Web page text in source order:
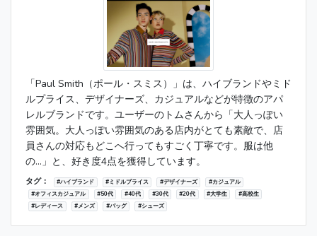
「Paul Smith（ポール・スミス）」は、ハイブランドやミド
ルプライス、デザイナーズ、カジュアルなどが特徴のアパ
レルブランドです。ユーザーのトムさんから「大人っぽい
雰囲気。大人っぽい雰囲気のある店内がとても素敵で、店
員さんの対応もどこへ行ってもすごく丁寧です。服は他
の...」と、好き度4点を獲得しています。
タグ： #ハイブランド #ミドルプライス #デザイナーズ
#カジュアル
#オフィスカジュアル
#50代 #40代 #30代 #20代 #大学生
#高校生
#レディース
#メンズ #バッグ #シューズ